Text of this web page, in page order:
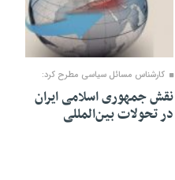
کارشناس مسائل سیاسی مطرح کرد:
نقش جمهوری اسلامی ایران
در تحولات بین‌المللی